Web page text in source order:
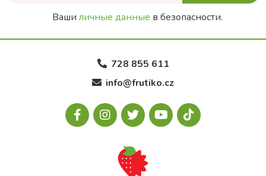
Ваши личные данные в безопасности.
728 855 611
info@frutiko.cz